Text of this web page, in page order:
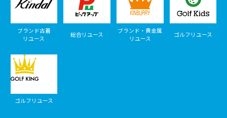
ブランド古着
リユース
総合リユース
ブランド・貴金属
リユース
ゴルフリユース
ゴルフリユース